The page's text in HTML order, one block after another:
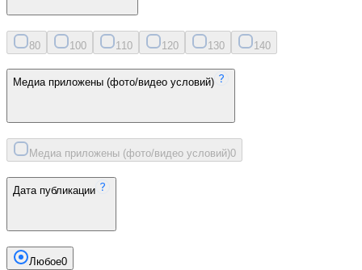
80 100 11 0 120 130 140
Медиа приложены (фото/видео условий)
Медиа приложены (фото/видео условий)0
Дата публикации
Любое0